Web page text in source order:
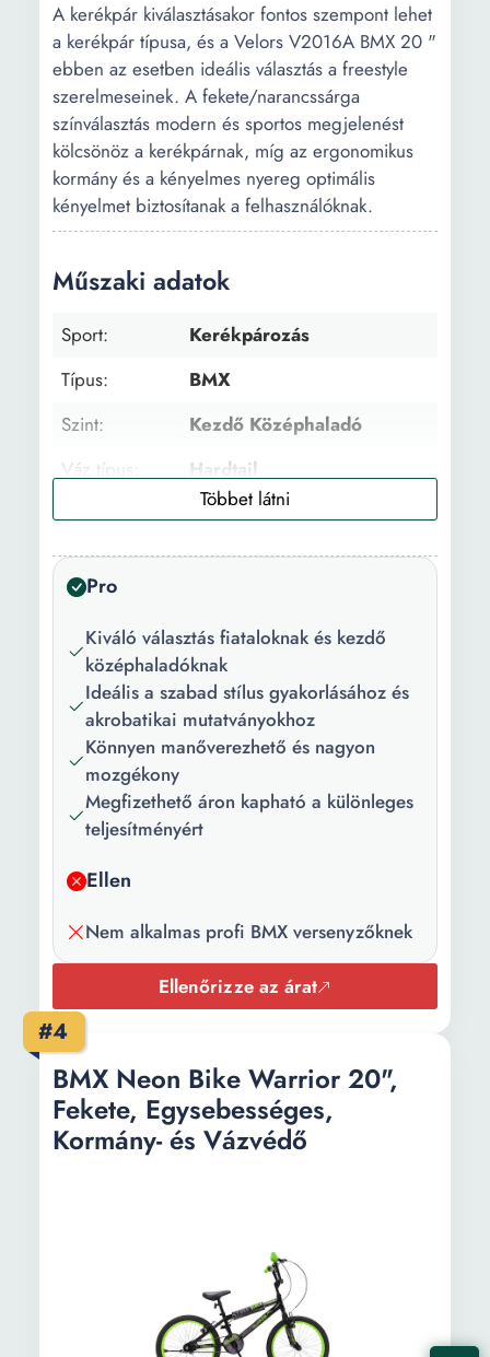
A kerékpár kiválasztásakor fontos szempont lehet
a kerékpár típusa, és a Velors V2016A BMX 20 "
ebben az esetben ideális választás a freestyle
szerelmeseinek. A fekete/narancssárga
színválasztás modern és sportos megjelenést
kölcsönöz a kerékpárnak, míg az ergonomikus
kormány és a kényelmes nyereg optimális
kényelmet biztosítanak a felhasználóknak.
Műszaki adatok
Sport:
Kerékpározás
Típus:
BMX
Szint:
Kezdő Középhaladó
Váz típus:
Hardtail
Villa típus:
Rögzített
Váz anyaga:
Alumínium
Sebességek
száma:
Szín:
Fekete
Fék típus:
Mechanikus
Fékrendszer:
Maximális
támogatott
súly:
130 kg
Kerék átmérő:
diameter:
24.5 mm
Nyeregrúd
hossza:
30 cm
Magasság:
95 cm
Pro
Kiváló választás fiataloknak és kezdő
középhaladóknak
Ideális a szabad stílus gyakorlásához és
akrobatikai mutatványokhoz
Könnyen manőverezhető és nagyon
mozgékony
Megfizethető áron kapható a különleges
teljesítményért
Ellen
Nem alkalmas profi BMX versenyzőknek
Ellenőrizze az árat
#4
BMX Neon Bike Warrior 20",
Fekete, Egysebességes,
Kormány- és Vázvédő